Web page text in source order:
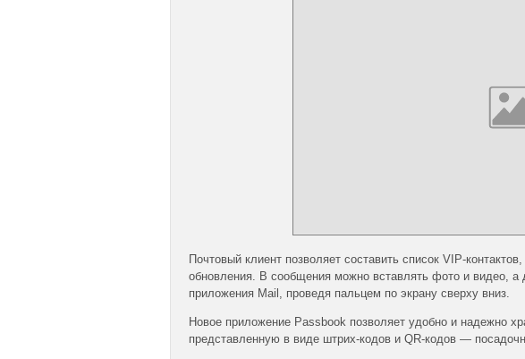
Почтовый клиент позволяет составить список VIP-
обновления. В сообщения можно вставлять фото и видео, а
приложения Mail, проведя пальцем по экрану сверху вниз.
Новое приложение Passbook позволяет удобно и надежно
представленную в виде штрих-кодов и QR-кодов —